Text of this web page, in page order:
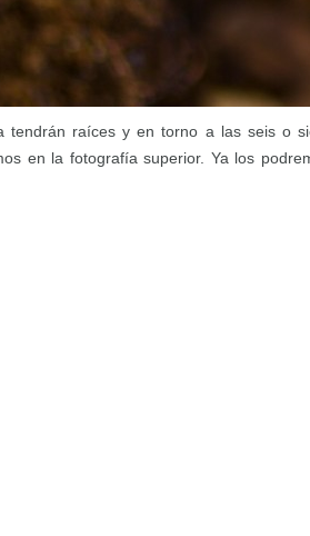
tendrán raíces y en torno a las seis o
en la fotografía superior. Ya los